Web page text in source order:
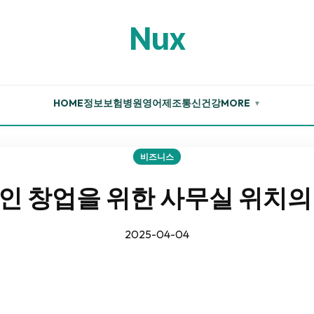
Nux
HOME정보보험병원영어제조통신건강MORE ▼
비즈니스
창업을 위한 사무실 위치
2025-04-04